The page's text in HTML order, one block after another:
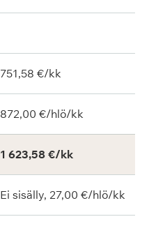
751,58 €/kk
872,00 €/hlö/kk
1 623,58 €/kk
Ei sisälly, 27,00 €/hlö/kk